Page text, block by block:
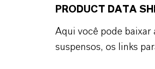
PRODUCT DATA
Aqui você pode baixar
suspensos, os links